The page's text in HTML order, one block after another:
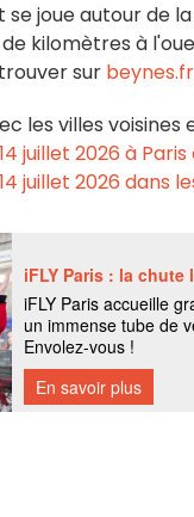
joue autour de
kilomètres à
sur beynes.fr
les villes voisines
juillet 2026 à
juillet 2026 dans